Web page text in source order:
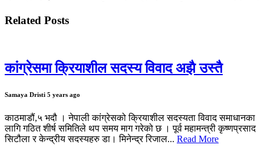
Related Posts
कांग्रेसमा क्रियाशील सदस्य विवाद अझै उस्तै
Samaya Dristi 5 years ago
काठमाडौं,५ भदौ । नेपाली कांग्रेसको क्रियाशील सदस्यता विवाद समाधानका
लागि गठित शीर्ष समितिले थप समय माग गरेको छ । पूर्व महामन्त्री कृष्णप्रसाद
सिटौला र केन्द्रीय सदस्यहरु डा। मिनेन्द्र रिजाल... Read More